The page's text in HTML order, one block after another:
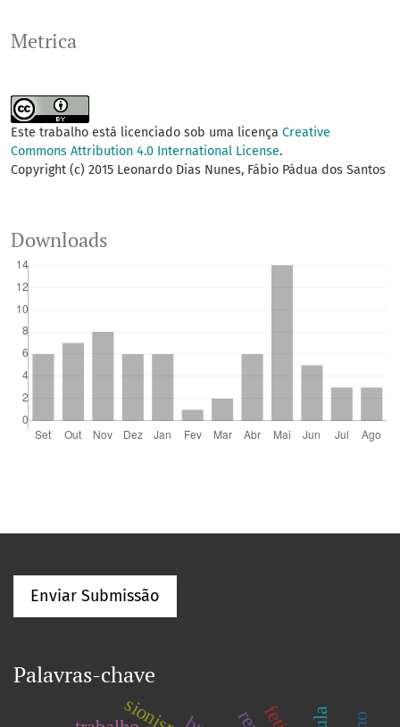
Metrica
Este trabalho está licenciado sob uma licença Creative
Commons Attribution 4.0 International License.
Copyright (c) 2015 Leonardo Dias Nunes, Fábio Pádua dos Santos
Downloads
Enviar Submissão
Palavras-chave